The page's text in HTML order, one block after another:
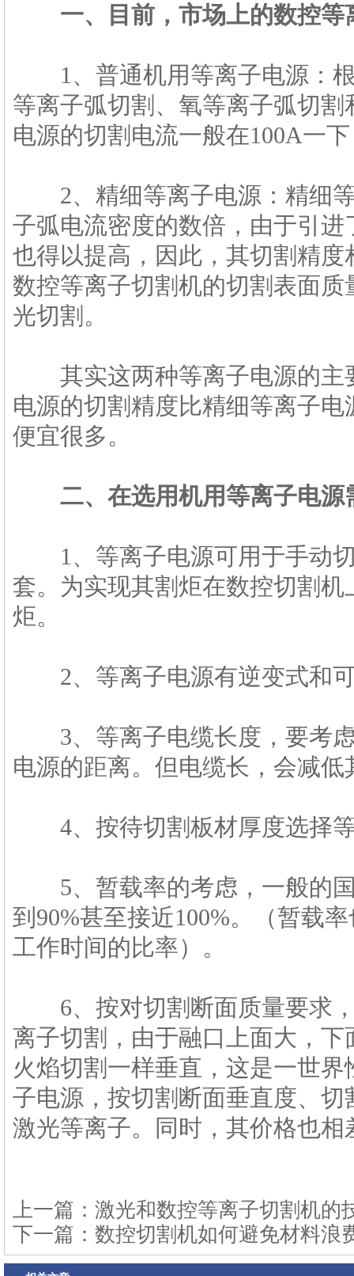
一、目前，市场上的数控等
1、普通机用等离子电源：根
等离子弧切割、氧等离子弧切
电源的切割电流一般在100A一
2、精细等离子电源：精细等
子弧电流密度的数倍，由于引
也得以提高，因此，其切割精
数控等离子切割机的切割表面
光切割。
其实这两种等离子电源的主
电源的切割精度比精细等离子
便宜很多。
二、在选用机用等离子电源
1、等离子电源可用于手动切
套。为实现其割炬在数控切割
炬。
2、等离子电源有逆变式和可
3、等离子电缆长度，要考虑
电源的距离。但电缆长，会减
4、按待切割板材厚度选择等
5、暂载率的考虑，一般的国
到90%甚至接近100%。（暂载
工作时间的比率）。
6、按对切割断面质量要求，
离子切割，由于融口上面大，
火焰切割一样垂直，这是一世
子电源，按切割断面垂直度、
激光等离子。同时，其价格也相
上一篇： 激光和数控等离子切割机的
下一篇： 数控切割机如何避免材料浪